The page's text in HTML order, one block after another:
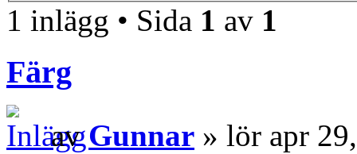
1 inlägg • Sida 1 av 1
Färg
avGunnar » lör apr